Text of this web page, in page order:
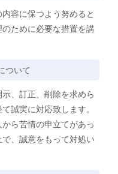
容に保つよう努めると
ために必要な措置を講
ついて
、訂正、削除を求めら
誠実に対応致します。
ら苦情の申立てがあっ
、誠意をもって対処い